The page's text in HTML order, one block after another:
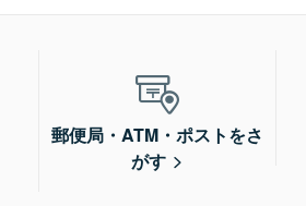
郵便局・ATM・ポストをさ
がす